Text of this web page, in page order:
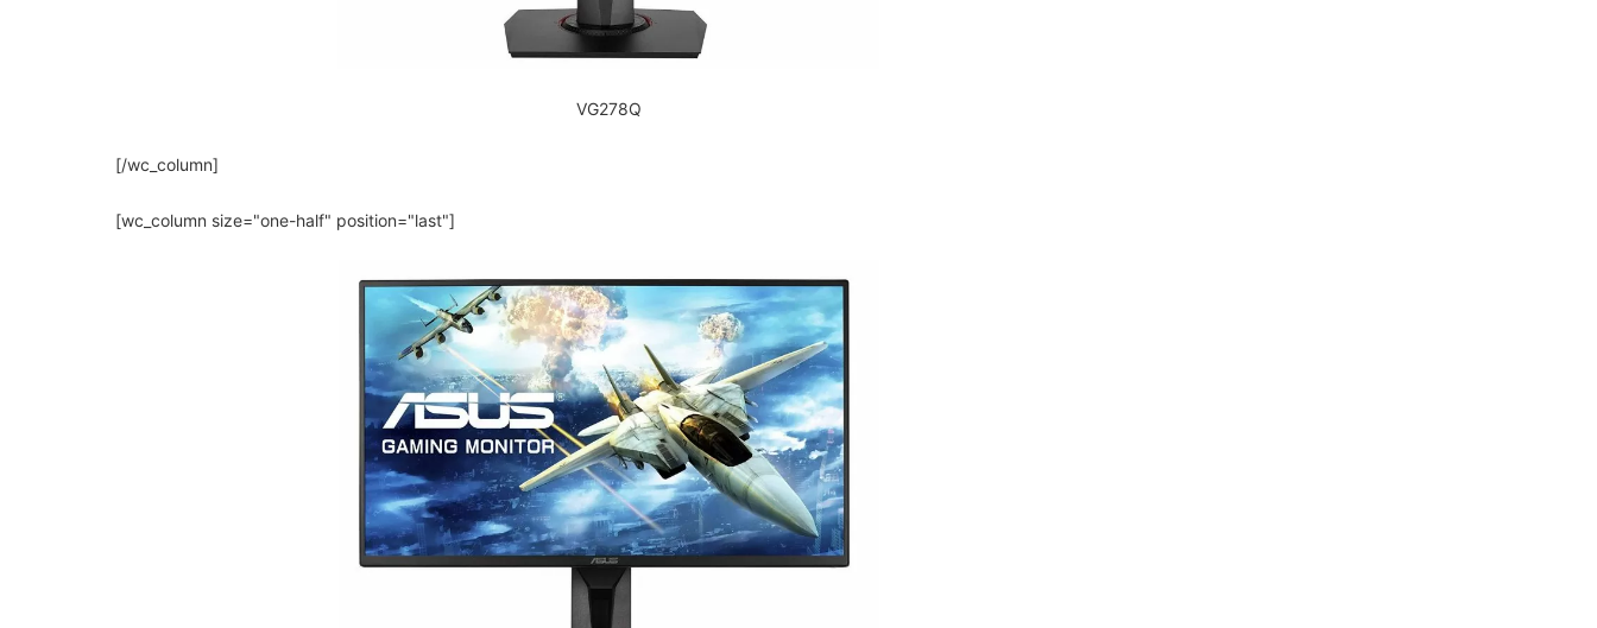
VG278Q
[/wc_column]
[wc_column size="one-half" position="last"]